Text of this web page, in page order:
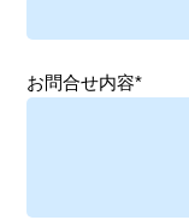
お問合せ内容*